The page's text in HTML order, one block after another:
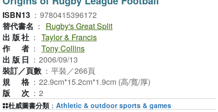
ISBN13 ： 9780415396172
替代書名 ：
Rugby's Great Split
出版社 ： Taylor & Francis
作者 ： Tony Collins
出版日 ： 2006/09/13
裝訂／頁數 ： 平裝／266頁
規格 ： 22.9cm*15.2cm*1.9cm (高/寬/厚)
版次 ： 2
杜威圖書分類 ： Athletic & outdoor sports & games